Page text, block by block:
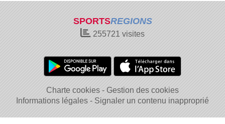
SPORTSREGIONS
255721 visites
Charte cookies
Gestion des cookies
Informations légales
Signaler un contenu inapproprié